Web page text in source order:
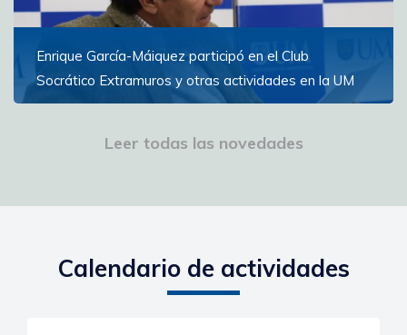
Enrique García-Máiquez participó en el Club
Socrático Extramuros y otras actividades en la UM
lectura de poesía y la inauguración del Campus de la
Leer todas las novedades
Calendario de actividades